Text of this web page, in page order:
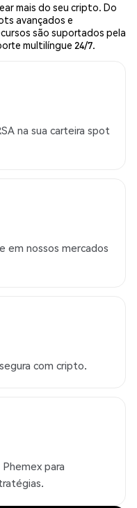
mais do seu cripto. Do
avançados e
são suportados pela
multilíngue 24/7.
na sua carteira spot
em nossos mercados
com cripto.
para